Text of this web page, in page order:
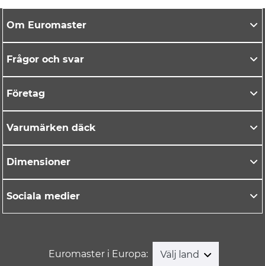
Om Euromaster
Frågor och svar
Företag
Varumärken däck
Dimensioner
Sociala medier
Euromaster i Europa: Välj land